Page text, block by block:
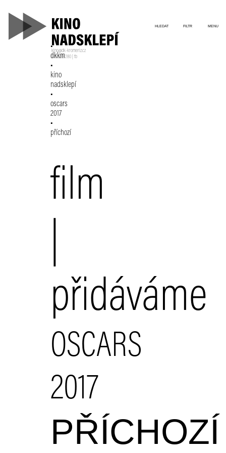
dkkm
kino
nadsklepí
oscars
2017
příchozí
film
přidáváme
OSCARS
2017
PŘÍCHOZÍ
kino@dk-kromeriz.cz
573 339 280 fb
HLEDAT FILTR MENU